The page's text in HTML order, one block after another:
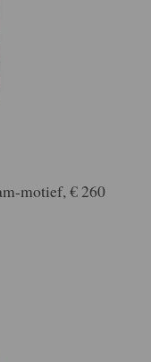
motief, € 260